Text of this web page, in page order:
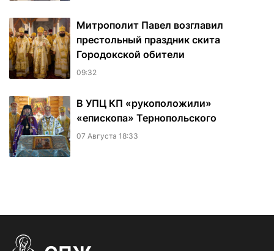
Митрополит Павел возглавил
престольный праздник скита
Городокской обители
09:32
В УПЦ КП «рукоположили»
«епископа» Тернопольского
07 Августа 18:33